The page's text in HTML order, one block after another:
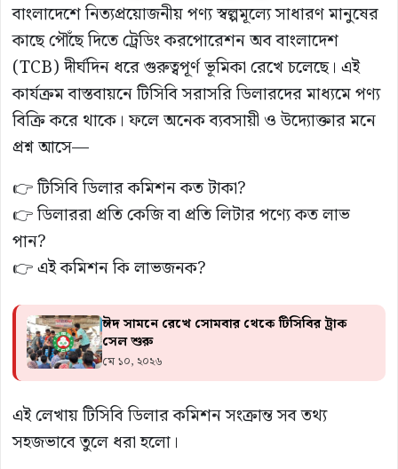
বাংলাদেশে নিত্যপ্রয়োজনীয় পণ্য স্বল্পমূল্যে সাধারণ মানুষের
কাছে পৌঁছে দিতে ট্রেডিং করপোরেশন অব বাংলাদেশ
(TCB) দীর্ঘদিন ধরে গুরুত্বপূর্ণ ভূমিকা রেখে চলেছে। এই
কার্যক্রম বাস্তবায়নে টিসিবি সরাসরি ডিলারদের মাধ্যমে পণ্য
বিক্রি করে থাকে। ফলে অনেক ব্যবসায়ী ও উদ্যোক্তার মনে
প্রশ্ন আসে—
👉 টিসিবি ডিলার কমিশন কত টাকা?
👉 ডিলাররা প্রতি কেজি বা প্রতি লিটার পণ্যে কত লাভ
পান?
👉 এই কমিশন কি লাভজনক?
ঈদ সামনে রেখে সোমবার থেকে টিসিবির ট্রাক
সেল শুরু
মে ১০, ২০২৬
এই লেখায় টিসিবি ডিলার কমিশন সংক্রান্ত সব তথ্য
সহজভাবে তুলে ধরা হলো।